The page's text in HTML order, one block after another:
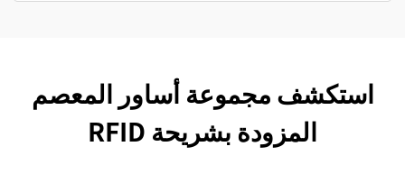
استكشف مجموعة أساور المعصم
المزودة بشريحة RFID